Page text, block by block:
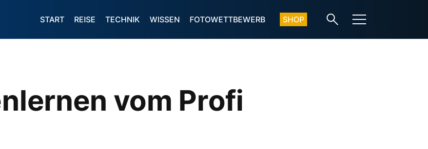
START REISE TECHNIK WISSEN FOTOWETTBEWERB SHOP
vom Profi